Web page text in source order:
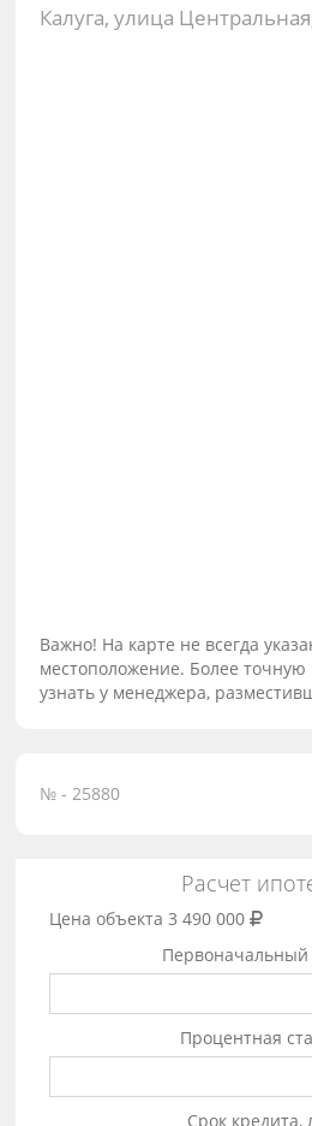
Калуга, улица
Важно! На карте не всегда
местоположение. Более
узнать у менеджера,
№ - 25880
Расчет
Цена объекта 3 490 000
Первоначальный
Процентная
Срок кредита,